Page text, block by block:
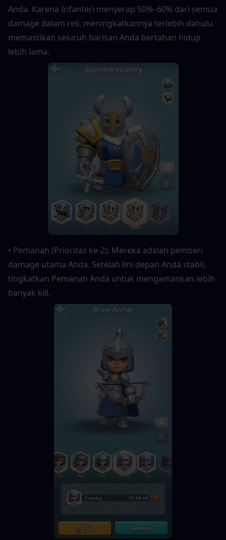
Anda. Karena Infanteri menyerap 50%–60% dari semua
damage dalam reli, meningkatkannya terlebih dahulu
memastikan seluruh barisan Anda bertahan hidup
lebih lama.
• Pemanah (Prioritas ke-2): Mereka adalah pemberi
damage utama Anda. Setelah lini depan Anda stabil,
tingkatkan Pemanah Anda untuk mengamankan lebih
banyak kill.